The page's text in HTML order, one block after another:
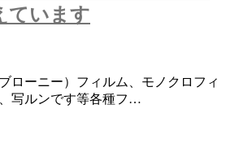
ています
ローニー）フィルム、モノクロフィ
写ルンです等各種フ…